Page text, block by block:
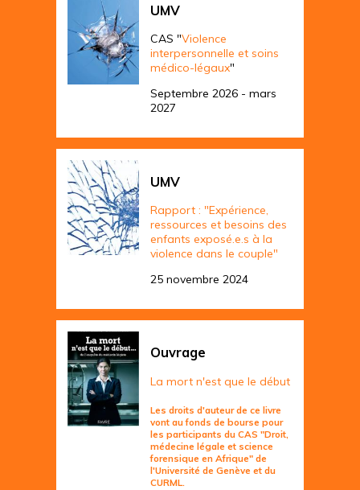
UMV
CAS "Violence
interpersonnelle et soins
médico-légaux"
Septembre 2026 - mars
2027
UMV
Rapport : "Expérience,
ressources et besoins des
enfants exposé.e.s à la
violence dans le couple"
25 novembre 2024
Ouvrage
La mort n'est que le début
Les droits d'auteur de ce livre
vont au fonds de bourse pour
les participants du CAS "Droit,
médecine légale et science
forensique en Afrique" de
l'Université de Genève et du
CURML.